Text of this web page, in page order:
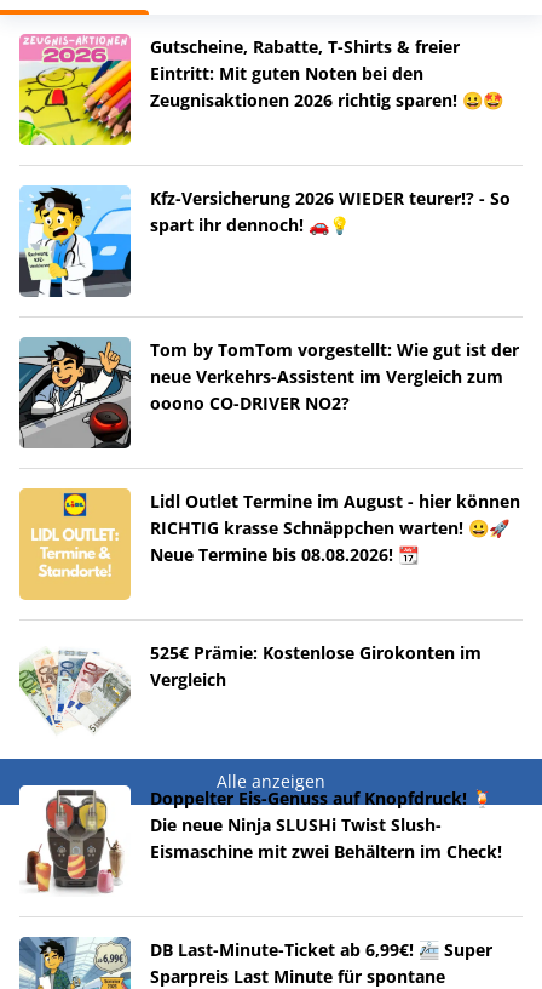
Gutscheine, Rabatte, T-Shirts & freier
Eintritt: Mit guten Noten bei den
Zeugnisaktionen 2026 richtig sparen! 😀🤩
Kfz-Versicherung 2026 WIEDER teurer!? - So
spart ihr dennoch! 🚗💡
Tom by TomTom vorgestellt: Wie gut ist der
neue Verkehrs-Assistent im Vergleich zum
ooono CO-DRIVER NO2?
Lidl Outlet Termine im August - hier können
RICHTIG krasse Schnäppchen warten! 😀🚀
Neue Termine bis 08.08.2026! 📆
525€ Prämie: Kostenlose Girokonten im
Vergleich
Alle anzeigen
Doppelter Eis-Genuss auf Knopfdruck! 🍹
Die neue Ninja SLUSHi Twist Slush-
Eismaschine mit zwei Behältern im Check!
DB Last-Minute-Ticket ab 6,99€! 🚈 Super
Sparpreis Last Minute für spontane